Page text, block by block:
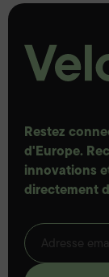
Restez
d'Europe.
innovations
directement